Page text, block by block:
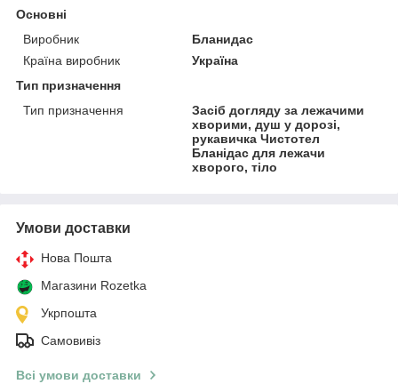
Основні
Виробник
Бланидас
Країна виробник
Україна
Тип призначення
Тип призначення
Засіб догляду за лежачими
хворими, душ у дорозі,
рукавичка Чистотел
Бланідас для лежачи
хворого, тіло
Умови доставки
Нова Пошта
Магазини Rozetka
Укрпошта
Самовивіз
Всі умови доставки